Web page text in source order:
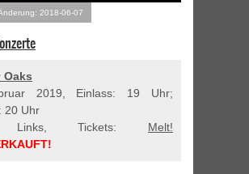
2018-06-07
Oaks
2019, Einlass: 19 Uhr;
20 Uhr
Links, Tickets: Melt!